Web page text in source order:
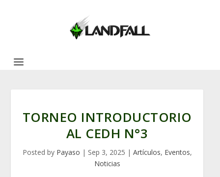
TORNEO INTRODUCTORIO
AL CEDH N°3
Posted by Payaso | Sep 3, 2025 | Artículos, Eventos,
Noticias